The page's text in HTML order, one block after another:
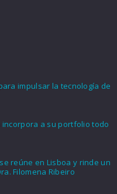
impulsar la tecnología de
incorpora a su portfolio todo
reúne en Lisboa y rinde un
Filomena Ribeiro